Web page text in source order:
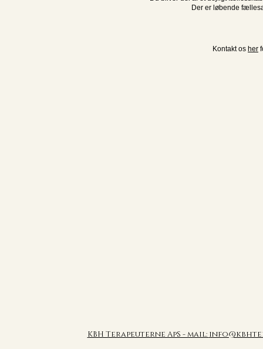
Der er løbende
Kontakt os her
KBH Terapeuterne ApS - mail: